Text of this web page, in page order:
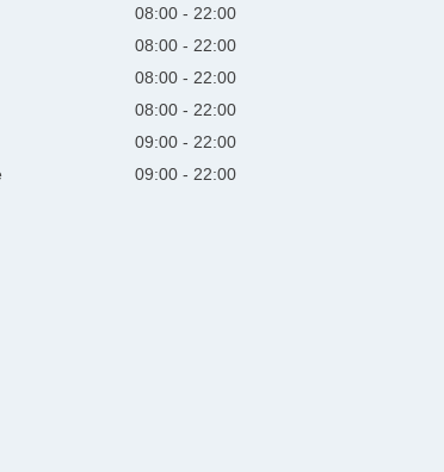
08:00
22:00
08:00
22:00
08:00
22:00
08:00
22:00
09:00
22:00
09:00 22:00